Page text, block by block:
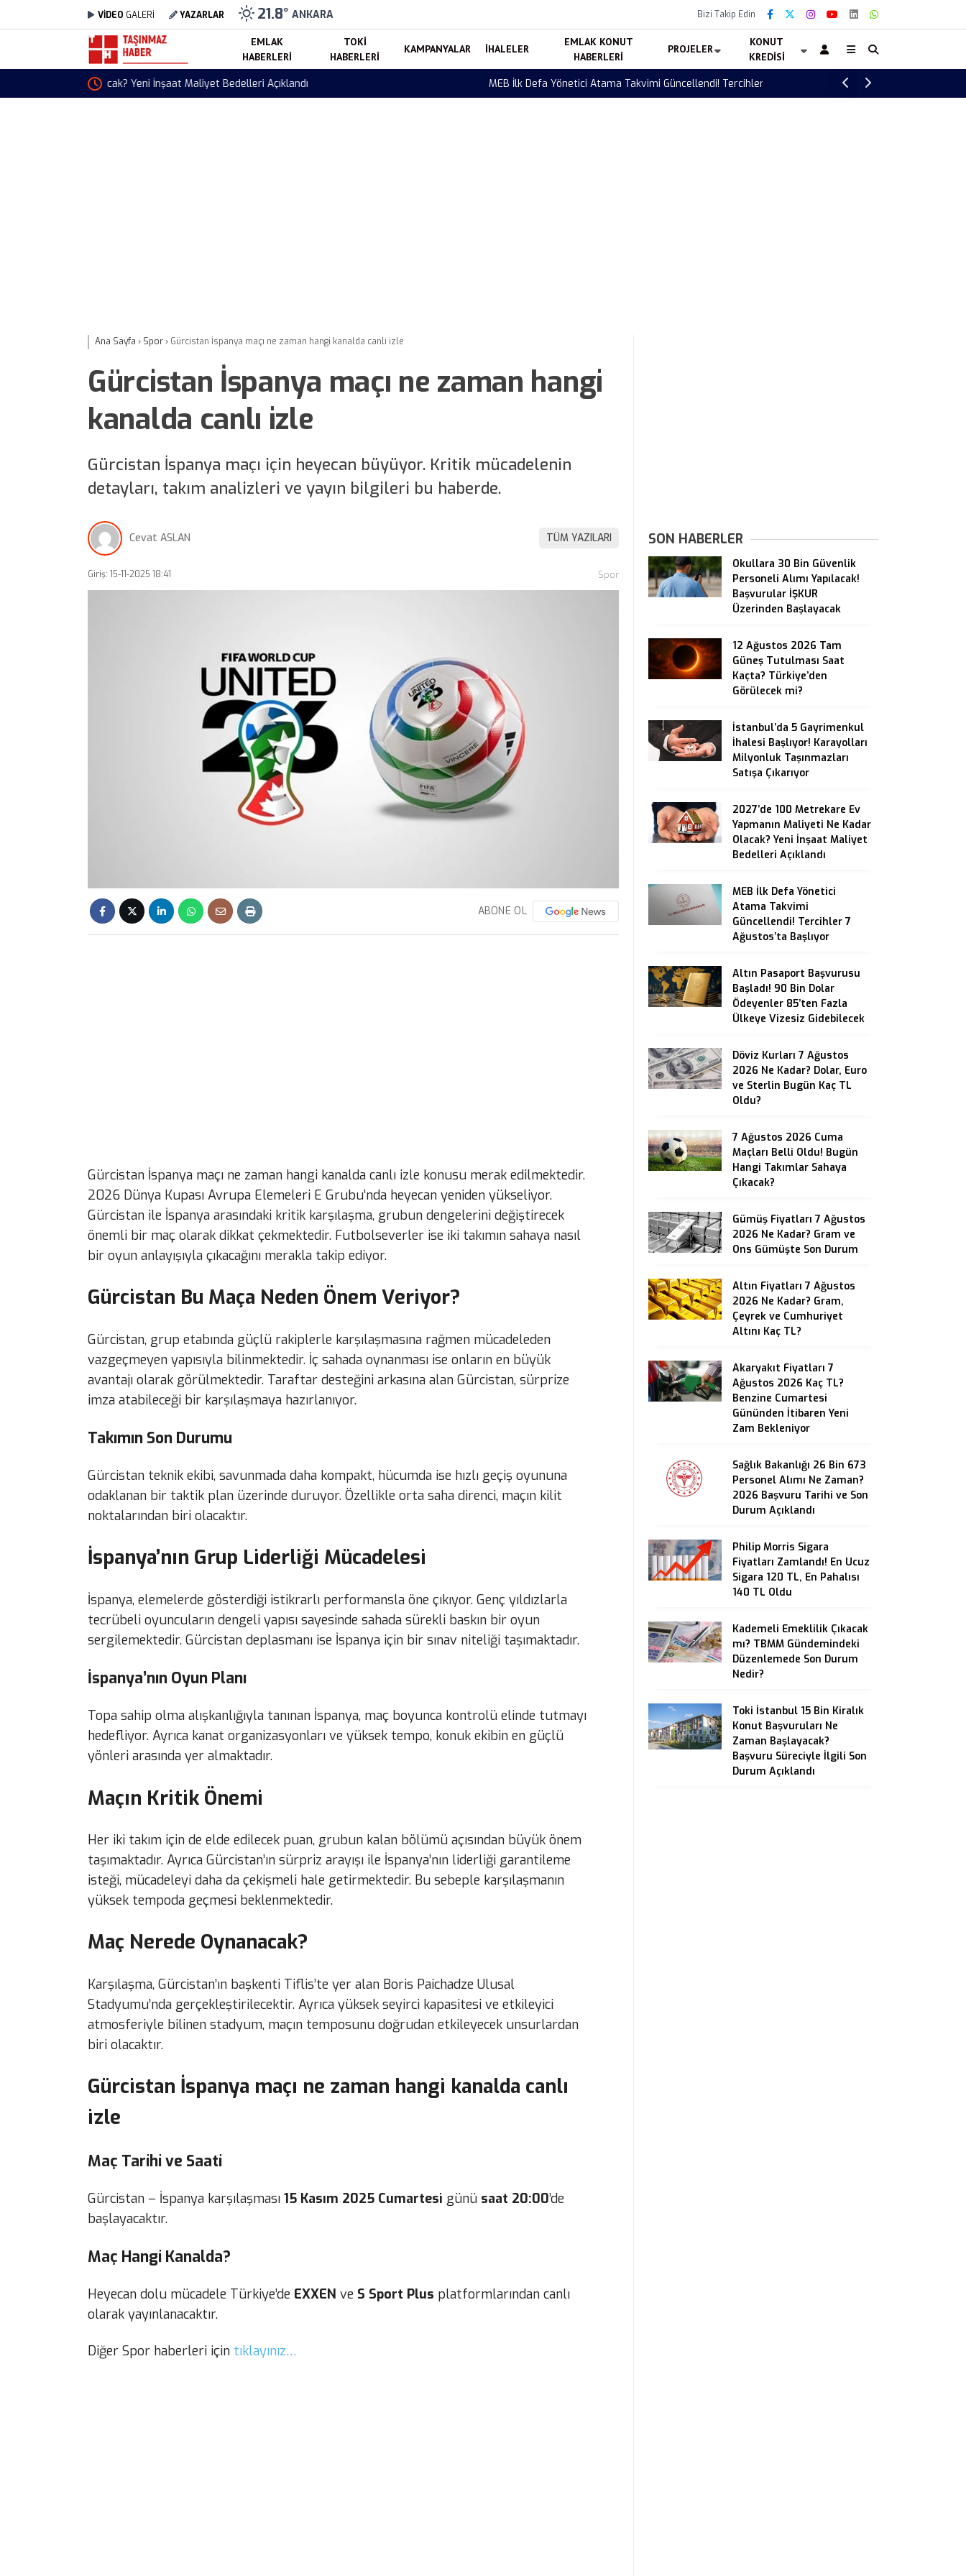
VİDEO GALERİ YAZARLAR 21.8° ANKARA Bizi Takip Edin
EMLAK
HABERLERI
TOKI
HABERLERI
KAMPANYALAR İHALELER
EMLAK KONUT
HABERLERI
PROJELER
KONUT
KREDISI
MEB İlk Defa Yönetici Atama Takvimi Güncellendi! Tercihler 7 Ağustos’ta Başlıyor Altın Pasaport Başvurusu Başladı! 90
Ana Sayfa › Spor› Gürcistan İspanya maçı ne zaman hangi kanalda canlı izle
Gürcistan İspanya maçı ne zaman hangi
kanalda canlı izle
Gürcistan İspanya maçı için heyecan büyüyor. Kritik mücadelenin
detayları, takım analizleri ve yayın bilgileri bu haberde.
Cevat ASLAN TÜM YAZILARI
Giriş: 15-11-2025 18:41 Spor
ABONE OL
Gürcistan İspanya maçı ne zaman hangi kanalda canlı izle konusu merak edilmektedir.
2026 Dünya Kupası Avrupa Elemeleri E Grubu’nda heyecan yeniden yükseliyor.
Gürcistan ile İspanya arasındaki kritik karşılaşma, grubun dengelerini değiştirecek
önemli bir maç olarak dikkat çekmektedir. Futbolseverler ise iki takımın sahaya nasıl
bir oyun anlayışıyla çıkacağını merakla takip ediyor.
Gürcistan Bu Maça Neden Önem Veriyor?
Gürcistan, grup etabında güçlü rakiplerle karşılaşmasına rağmen mücadeleden
vazgeçmeyen yapısıyla bilinmektedir. İç sahada oynanması ise onların en büyük
avantajı olarak görülmektedir. Taraftar desteğini arkasına alan Gürcistan, sürprize
imza atabileceği bir karşılaşmaya hazırlanıyor.
Takımın Son Durumu
Gürcistan teknik ekibi, savunmada daha kompakt, hücumda ise hızlı geçiş oyununa
odaklanan bir taktik plan üzerinde duruyor. Özellikle orta saha direnci, maçın kilit
noktalarından biri olacaktır.
İspanya’nın Grup Liderliği Mücadelesi
İspanya, elemelerde gösterdiği istikrarlı performansla öne çıkıyor. Genç yıldızlarla
tecrübeli oyuncuların dengeli yapısı sayesinde sahada sürekli baskın bir oyun
sergilemektedir. Gürcistan deplasmanı ise İspanya için bir sınav niteliği taşımaktadır.
İspanya’nın Oyun Planı
Topa sahip olma alışkanlığıyla tanınan İspanya, maç boyunca kontrolü elinde tutmayı
hedefliyor. Ayrıca kanat organizasyonları ve yüksek tempo, konuk ekibin en güçlü
yönleri arasında yer almaktadır.
Maçın Kritik Önemi
Her iki takım için de elde edilecek puan, grubun kalan bölümü açısından büyük önem
taşımaktadır. Ayrıca Gürcistan’ın sürpriz arayışı ile İspanya’nın liderliği garantileme
isteği, mücadeleyi daha da çekişmeli hale getirmektedir. Bu sebeple karşılaşmanın
yüksek tempoda geçmesi beklenmektedir.
Maç Nerede Oynanacak?
Karşılaşma, Gürcistan’ın başkenti Tiflis’te yer alan Boris Paichadze Ulusal
Stadyumu’nda gerçekleştirilecektir. Ayrıca yüksek seyirci kapasitesi ve etkileyici
atmosferiyle bilinen stadyum, maçın temposunu doğrudan etkileyecek unsurlardan
biri olacaktır.
Gürcistan İspanya maçı ne zaman hangi kanalda canlı
izle
Maç Tarihi ve Saati
Gürcistan – İspanya karşılaşması 15 Kasım 2025 Cumartesi günü saat 20:00’de
başlayacaktır.
Maç Hangi Kanalda?
Heyecan dolu mücadele Türkiye’de EXXEN ve S Sport Plus platformlarından canlı
olarak yayınlanacaktır.
Diğer Spor haberleri için tıklayınız…
SON HABERLER
Okullara 30 Bin Güvenlik
Personeli Alımı Yapılacak!
Başvurular İŞKUR
Üzerinden Başlayacak
12 Ağustos 2026 Tam
Güneş Tutulması Saat
Kaçta? Türkiye’den
Görülecek mi?
İstanbul’da 5 Gayrimenkul
İhalesi Başlıyor! Karayolları
Milyonluk Taşınmazları
Satışa Çıkarıyor
2027’de 100 Metrekare Ev
Yapmanın Maliyeti Ne Kadar
Olacak? Yeni İnşaat Maliyet
Bedelleri Açıklandı
MEB İlk Defa Yönetici
Atama Takvimi
Güncellendi! Tercihler 7
Ağustos’ta Başlıyor
Altın Pasaport Başvurusu
Başladı! 90 Bin Dolar
Ödeyenler 85’ten Fazla
Ülkeye Vizesiz Gidebilecek
Döviz Kurları 7 Ağustos
2026 Ne Kadar? Dolar, Euro
ve Sterlin Bugün Kaç TL
Oldu?
7 Ağustos 2026 Cuma
Maçları Belli Oldu! Bugün
Hangi Takımlar Sahaya
Çıkacak?
Gümüş Fiyatları 7 Ağustos
2026 Ne Kadar? Gram ve
Ons Gümüşte Son Durum
Altın Fiyatları 7 Ağustos
2026 Ne Kadar? Gram,
Çeyrek ve Cumhuriyet
Altını Kaç TL?
Akaryakıt Fiyatları 7
Ağustos 2026 Kaç TL?
Benzine Cumartesi
Gününden İtibaren Yeni
Zam Bekleniyor
Sağlık Bakanlığı 26 Bin 673
Personel Alımı Ne Zaman?
2026 Başvuru Tarihi ve Son
Durum Açıklandı
Philip Morris Sigara
Fiyatları Zamlandı! En Ucuz
Sigara 120 TL, En Pahalısı
140 TL Oldu
Kademeli Emeklilik Çıkacak
mı? TBMM Gündemindeki
Düzenlemede Son Durum
Nedir?
Toki İstanbul 15 Bin Kiralık
Konut Başvuruları Ne
Zaman Başlayacak?
Başvuru Süreciyle İlgili Son
Durum Açıklandı